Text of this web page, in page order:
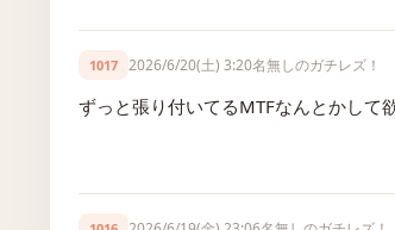
1017 2026/6/20(土) 3:20名無しのガチレズ！
ずっと張り付いてるMTFなんとかして